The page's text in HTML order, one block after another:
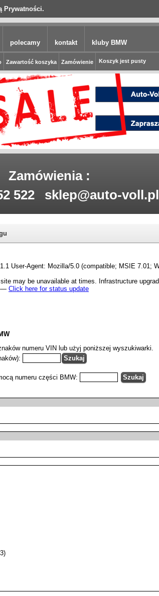
Prywatności.
polecamy kontakt kluby BMW
Zawartość koszyka Zamówienie Koszyk jest pusty
Zamówienia :
522
sklep@auto-voll.pl